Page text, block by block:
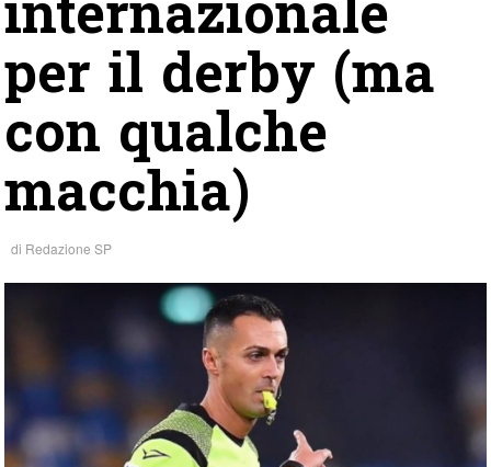
per il derby (ma
con qualche
macchia)
di Redazione SP